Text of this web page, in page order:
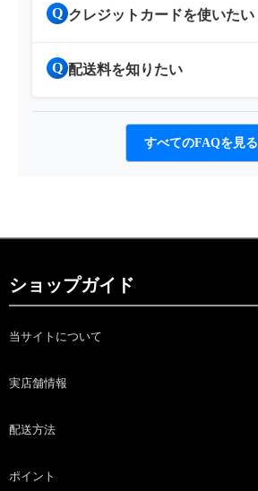
Q クレジットカードを使いたい
Q 配送料を知りたい
すべてのFAQを見る
ショップガイド
当サイトについて
実店舗情報
配送方法
ポイント